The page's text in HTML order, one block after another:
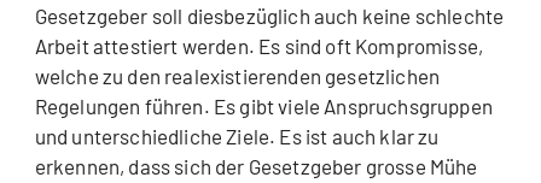
Gesetzgeber soll diesbezüglich auch keine schlechte
Arbeit attestiert werden. Es sind oft Kompromisse,
welche zu den realexistierenden gesetzlichen
Regelungen führen. Es gibt viele Anspruchsgruppen
und unterschiedliche Ziele. Es ist auch klar zu
erkennen, dass sich der Gesetzgeber grosse Mühe